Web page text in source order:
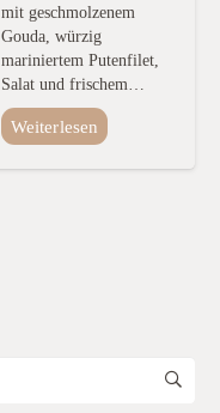
mit geschmolzenem
Gouda, würzig
mariniertem Putenfilet,
Salat und frischem…
Weiterlesen